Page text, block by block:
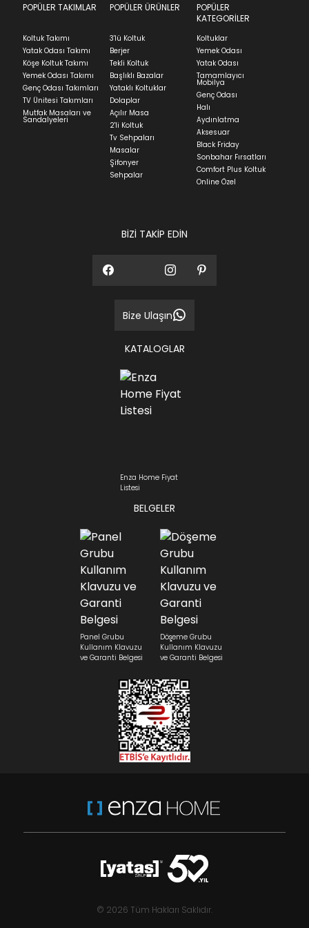
we can't guarantee it'll be there for long.
Teslimat
Ev tekstili siparişlerinizin kargoya verilme süresi
ortalama 5-24 iş günüdür.
Yatak siparişlerinizin teslim süresi yaşadığınız şehre
ve ürünün stok durumuna göre ortalama 5-24 iş
günüdür.
Panel ve Döşeme grubu ürün siparişlerinizin teslim
süresi yaşadığınız şehre ve ürünün stok durumuna
göre ortalama 30-45 iş günüdür.
Siparişlerim bölümünden sürecinizi takip edebilirsiniz.
Sıkça Sorulan Sorularbölümünü ziyaret
POPÜLER TAKIMLAR
Koltuk Takımı
Yatak Odası Takımı
Köşe Koltuk Takımı
Yemek Odası Takımı
Genç Odası Takımları
TV Ünitesi Takımları
Mutfak Masaları ve
Sandalyeleri
POPÜLER ÜRÜNLER
3'lü Koltuk
Berjer
Tekli Koltuk
Başlıklı Bazalar
Yataklı Koltuklar
Dolaplar
Açılır Masa
2'li Koltuk
Tv Sehpaları
Masalar
Şifonyer
Sehpalar
POPÜLER
KATEGORİLER
Koltuklar
Yemek Odası
Yatak Odası
Tamamlayıcı
Mobilya
Genç Odası
Halı
Aydınlatma
Aksesuar
Black Friday
Sonbahar Fırsatları
Comfort Plus Koltuk
Online Özel
BİZİ TAKİP EDİN
Bize Ulaşın
KATALOGLAR
Enza Home Fiyat
Listesi
BELGELER
Panel Grubu
Kullanım Klavuzu
ve Garanti Belgesi
Döşeme Grubu
Kullanım Klavuzu
ve Garanti Belgesi
© 2026 Tüm Hakları Saklıdır.